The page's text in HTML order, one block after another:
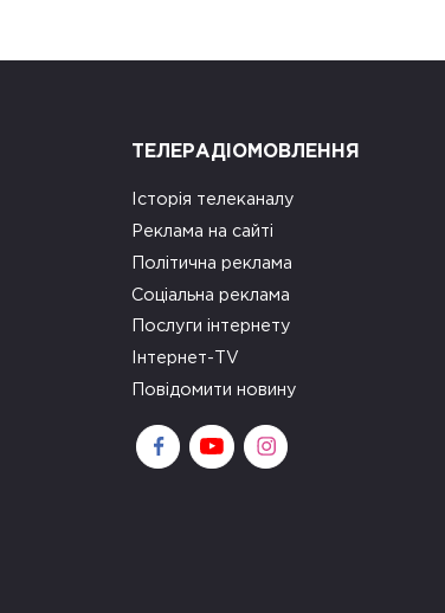
ТЕЛЕРАДІОМОВЛЕННЯ
Історія телеканалу
Реклама на сайті
Політична реклама
Соціальна реклама
Послуги інтернету
Інтернет-TV
Повідомити новину